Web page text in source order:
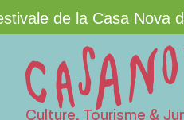
de la Casa Nova
Culture, Tourisme &